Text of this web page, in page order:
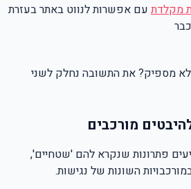
מקלדתעם אפשרות לנווט באתר בעזרת
מספיק? את התשובה נחלק לשני
מורכבים
פתרונות שנקרא להם 'שטחיים',
השונות של נגישות.